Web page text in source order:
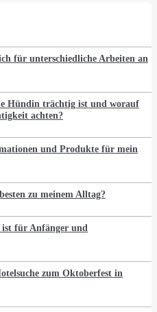
für unterschiedliche Arbeiten an
Hündin trächtig ist und worauf
achten?
und Produkte für mein
zu meinem Alltag?
ist für Anfänger und
zum Oktoberfest in